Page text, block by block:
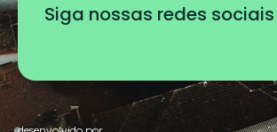
Siga nossas redes sociais